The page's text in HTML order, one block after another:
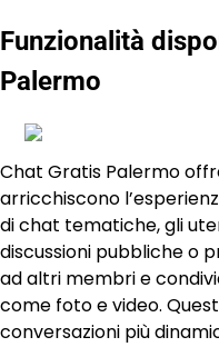
Funzionalità
Palermo
Chat Gratis Palermo
arricchiscono
di chat tematiche, gli
discussioni pubbliche o
ad altri membri e
come foto e video.
conversazioni più